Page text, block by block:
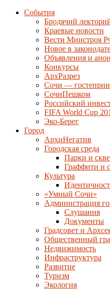
События
Бродячий
Краевые новости
Вести Минстроя
Новое в
Объявления и
Конкурсы
АрхРазрез
Сочи —
СочиПешком
Российский
FIFA World Cup
Эко-Берег
Город
АрхиНегатив
Городская среда
Парки и
Граффити и
Культура
«Умный Сочи»
Администрация
Слушания
Документы
Градсовет и
Общественный
Недвижимость
Инфраструктура
Развитие
Туризм
Экология